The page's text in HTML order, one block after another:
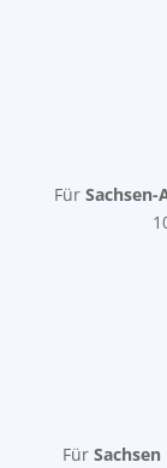
Für
FürSachsen